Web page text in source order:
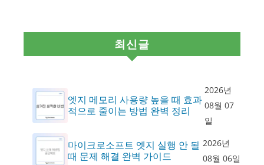
최신글
엣지 메모리 사용량 높을 때 효과
적으로 줄이는 방법 완벽 정리
2026년
08월 07
일
마이크로소프트 엣지 실행 안 될
때 문제 해결 완벽 가이드
2026년
08월 06일